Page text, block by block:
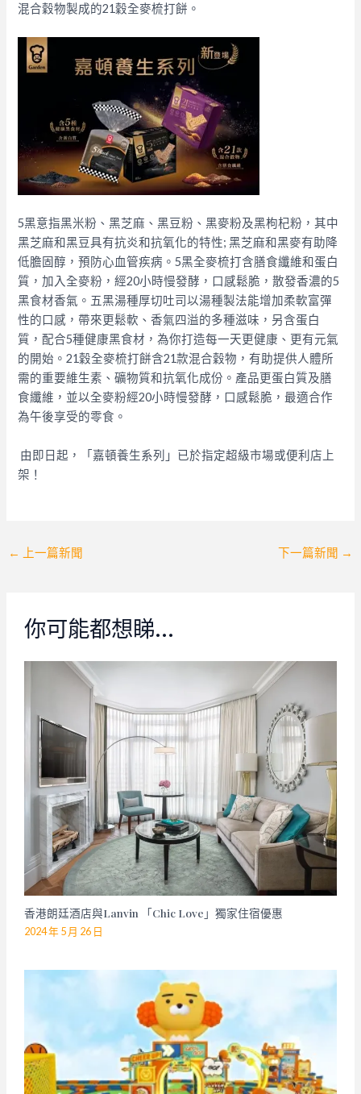
混合穀物製成的21穀全麥梳打餅。
5黑意指黑米粉、黑芝麻、黑豆粉、黑麥粉及黑枸杞粉，其中
黑芝麻和黑豆具有抗炎和抗氧化的特性; 黑芝麻和黑麥有助降
低膽固醇，預防心血管疾病。5黑全麥梳打含膳食纖維和蛋白
質，加入全麥粉，經20小時慢發酵，口感鬆脆，散發香濃的5
黑食材香氣。五黑湯種厚切吐司以湯種製法能增加柔軟富彈
性的口感，帶來更鬆軟、香氣四溢的多種滋味，另含蛋白
質，配合5種健康黑食材，為你打造每一天更健康、更有元氣
的開始。21穀全麥梳打餅含21款混合穀物，有助提供人體所
需的重要維生素、礦物質和抗氧化成份。產品更蛋白質及膳
食纖維，並以全麥粉經20小時慢發酵，口感鬆脆，最適合作
為午後享受的零食。
由即日起，「嘉頓養生系列」已於指定超級市場或便利店上
架！
Post
← 上一篇新聞 下一篇新聞 →
你可能都想睇…
香港朗廷酒店與Lanvin 「Chic Love」獨家住宿優惠
2024 年 5 月 26 日